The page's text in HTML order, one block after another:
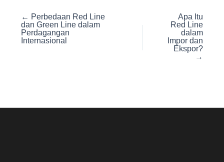
← Perbedaan Red Line
dan Green Line dalam
Perdagangan
Internasional
Apa Itu
Red Line
dalam
Impor dan
Ekspor?
→